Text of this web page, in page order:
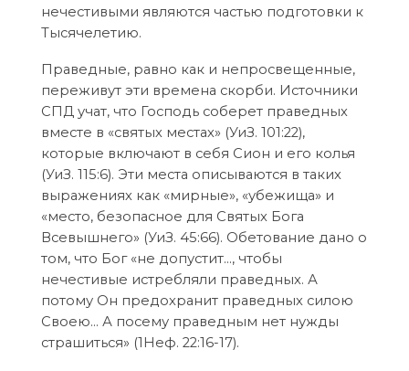
нечестивыми являются частью подготовки к
Тысячелетию.
Праведные, равно как и непросвещенные,
переживут эти времена скорби. Источники
СПД учат, что Господь соберет праведных
вместе в «святых местах» (УиЗ. 101:22),
которые включают в себя Сион и его колья
(УиЗ. 115:6). Эти места описываются в таких
выражениях как «мирные», «убежища» и
«место, безопасное для Святых Бога
Всевышнего» (УиЗ. 45:66). Обетование дано о
том, что Бог «не допустит…, чтобы
нечестивые истребляли праведных. А
потому Он предохранит праведных силою
Своею… А посему праведным нет нужды
страшиться» (1Неф. 22:16-17).